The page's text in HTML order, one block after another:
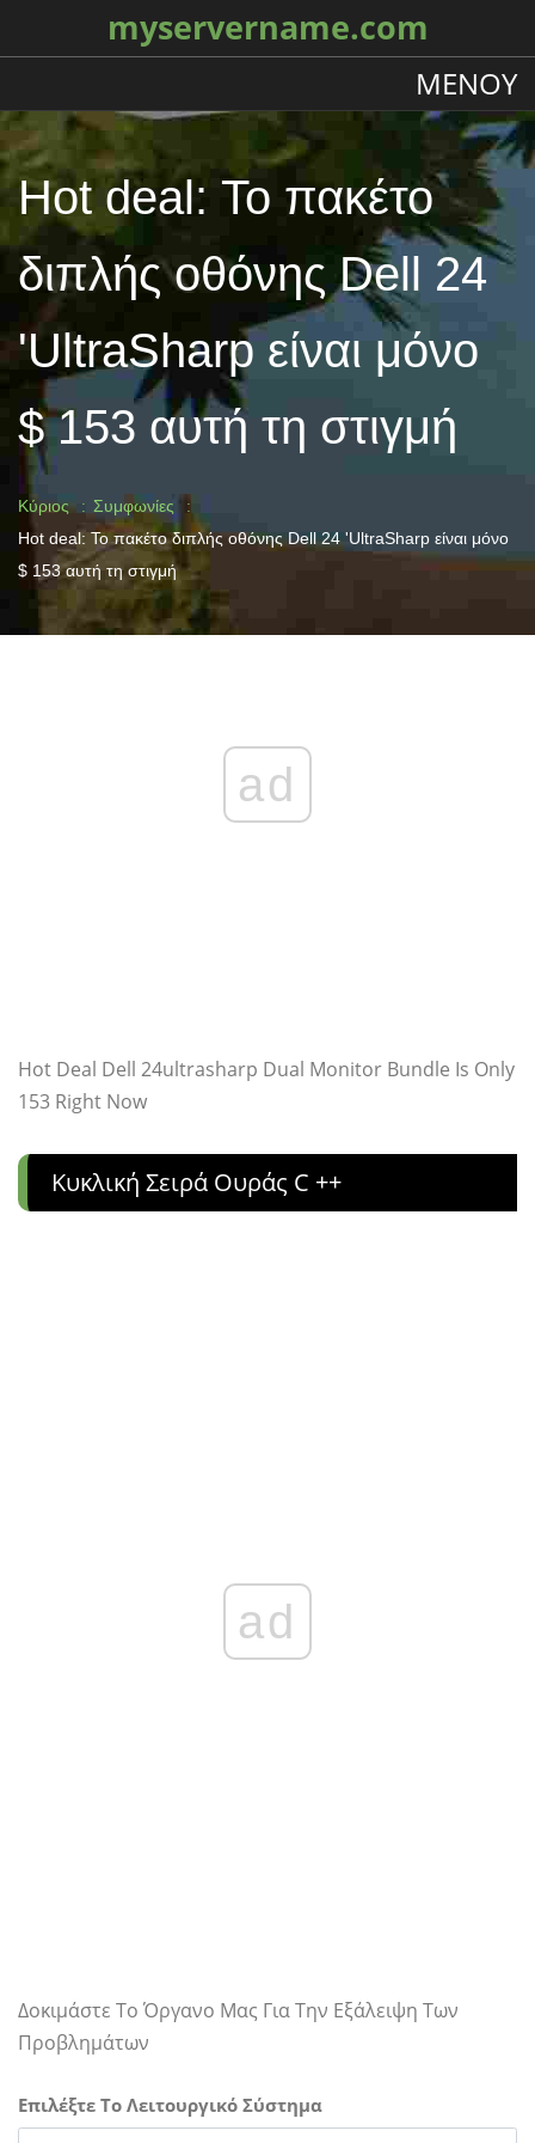
myservername.com
ΜΕΝΟΎ
Hot deal: Το πακέτο
διπλής οθόνης Dell 24
'UltraSharp είναι μόνο
$ 153 αυτή τη στιγμή
Κύριος
Συμφωνίες
Hot deal: Το πακέτο διπλής οθόνης Dell 24 'UltraSharp είναι μόνο
$ 153 αυτή τη στιγμή
ad
Hot Deal Dell 24ultrasharp Dual Monitor Bundle Is Only
153 Right Now
Κυκλική Σειρά Ουράς C ++
ad
Δοκιμάστε Το Όργανο Μας Για Την Εξάλειψη Των
Προβλημάτων
Επιλέξτε Το Λειτουργικό Σύστημα